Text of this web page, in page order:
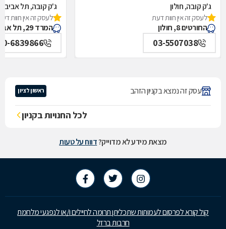
ג'ק קובה, חולון
לעסק זה אין חוות דעת
החורטים 8, חולון
03-5507038
ג'ק קובה, תל אביב
לעסק זה אין חוות
המרד 29, תל אביב
6839866
עסק זה נמצא בקניון הזהב ראשון לציון
לכל החנויות בקניון
מצאת מידע לא מדוייק?דווח על טעות
קול קורא לפרסום לעמותות שתכליתן תרומה לחיילים ו/או לנפגעי מלחמת
חרבות ברזל